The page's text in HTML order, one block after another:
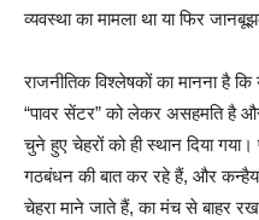
व्यवस्था का मामला था या फिर
राजनीतिक विश्लेषकों का मानना है
“पावर सेंटर” को लेकर असहमति है
चुने हुए चेहरों को ही स्थान दिया
गठबंधन की बात कर रहे हैं, और
चेहरा माने जाते हैं, का मंच से बाहर